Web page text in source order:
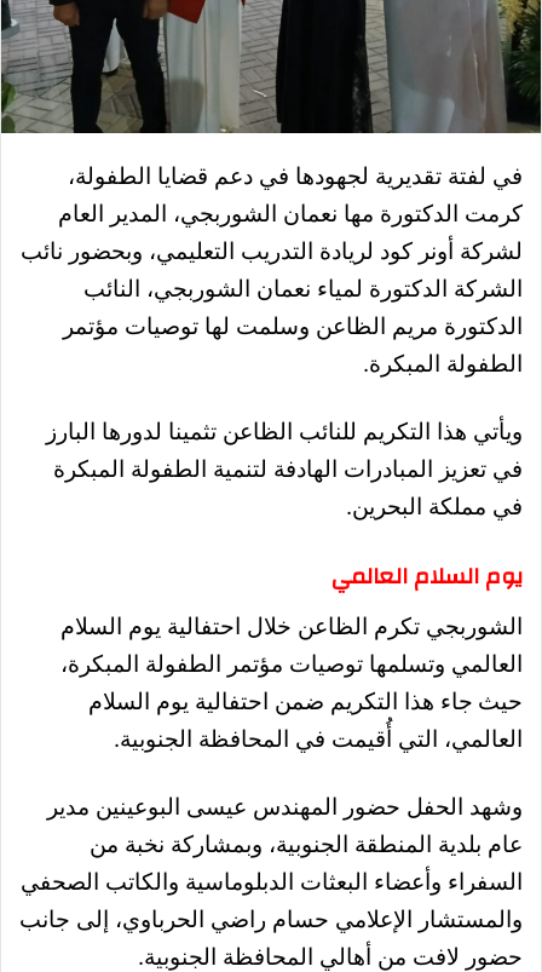
في لفتة تقديرية لجهودها في دعم قضايا الطفولة،
كرمت الدكتورة مها نعمان الشوربجي، المدير العام
لشركة أونر كود لريادة التدريب التعليمي، وبحضور نائب
الشركة الدكتورة لمياء نعمان الشوربجي، النائب
الدكتورة مريم الظاعن وسلمت لها توصيات مؤتمر
الطفولة المبكرة.
ويأتي هذا التكريم للنائب الظاعن تثمينا لدورها البارز
في تعزيز المبادرات الهادفة لتنمية الطفولة المبكرة
في مملكة البحرين.
يوم السلام العالمي
الشوربجي تكرم الظاعن خلال احتفالية يوم السلام
العالمي وتسلمها توصيات مؤتمر الطفولة المبكرة،
حيث جاء هذا التكريم ضمن احتفالية يوم السلام
العالمي، التي أُقيمت في المحافظة الجنوبية.
وشهد الحفل حضور المهندس عيسى البوعينين مدير
عام بلدية المنطقة الجنوبية، وبمشاركة نخبة من
السفراء وأعضاء البعثات الدبلوماسية والكاتب الصحفي
والمستشار الإعلامي حسام راضي الحرباوي، إلى جانب
حضور لافت من أهالي المحافظة الجنوبية.